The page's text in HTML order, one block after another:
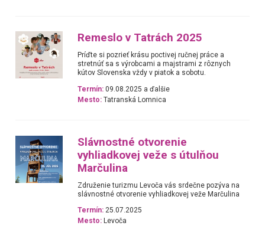
Remeslo v Tatrách 2025
Príďte si pozrieť krásu poctivej ručnej práce a
stretnúť sa s výrobcami a majstrami z rôznych
kútov Slovenska vždy v piatok a sobotu.
Termín: 09.08.2025 a ďalšie
Mesto: Tatranská Lomnica
Slávnostné otvorenie
vyhliadkovej veže s útulňou
Marčulina
Združenie turizmu Levoča vás srdečne pozýva na
slávnostné otvorenie vyhliadkovej veže Marčulina
Termín: 25.07.2025
Mesto: Levoča